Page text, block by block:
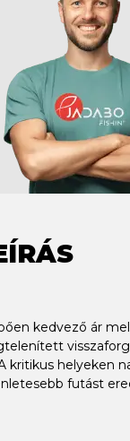
kedvező ár
helyeken
futást